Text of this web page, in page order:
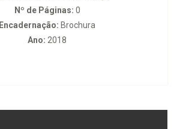
Nº de Páginas: 0
Encadernação: Brochura
Ano: 2018